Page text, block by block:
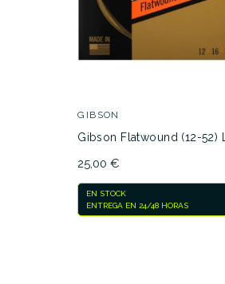
GIBSON
Gibson Flatwound (12-52)
25,00 €
EN STOCK
ENTREGA EN 24/48 HORAS